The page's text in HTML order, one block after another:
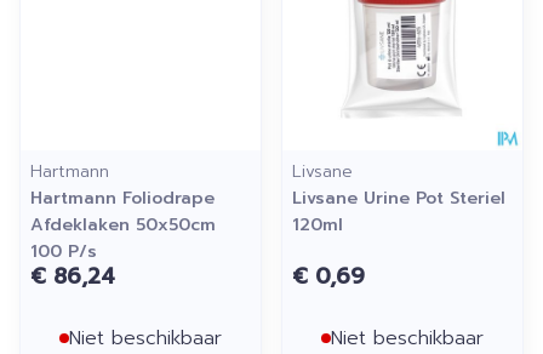
Hartmann
Hartmann Foliodrape
Afdeklaken 50x50cm
100 P/s
€ 86,24
Niet beschikbaar
Livsane
Livsane Urine Pot Steriel
120ml
€ 0,69
Niet beschikbaar